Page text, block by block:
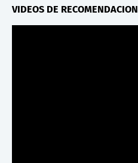
VIDEOS DE RECOMENDACION